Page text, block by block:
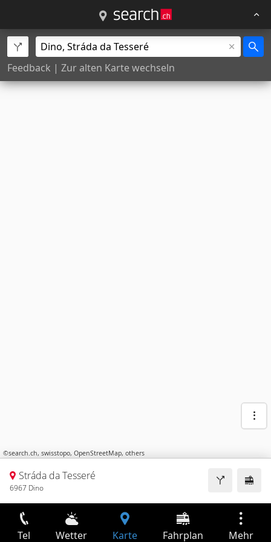
Feedback | Zur alten Karte wechseln
©search.ch, swisstopo, OpenStreetMap, others
Stráda da Tesseré
6967 Dino
Tel Wetter Karte Fahrplan Mehr